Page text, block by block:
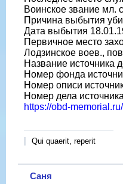
Воинское звание мл.
Причина выбытия
Дата выбытия
Первичное место
Лодзинское воев.,
Название
Номер фонда
Номер описи
Номер дела
https://obd-
Qui quaerit, reperit
Саня